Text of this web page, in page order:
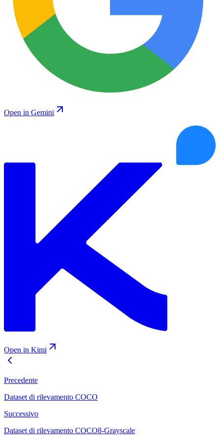
Open in Gemini
Open in Kimi
Precedente
Dataset di rilevamento COCO
Successivo
Dataset di rilevamento COCO8-Grayscale